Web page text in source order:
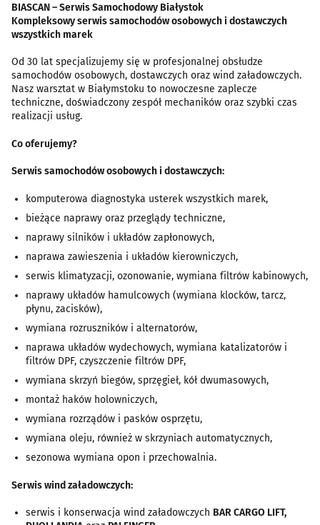
BIASCAN – Serwis Samochodowy Białystok
Kompleksowy serwis samochodów osobowych i dostawczych
wszystkich marek
Od 30 lat specjalizujemy się w profesjonalnej obsłudze
samochodów osobowych, dostawczych oraz wind załadowczych.
Nasz warsztat w Białymstoku to nowoczesne zaplecze
techniczne, doświadczony zespół mechaników oraz szybki czas
realizacji usług.
Co oferujemy?
Serwis samochodów osobowych i dostawczych:
komputerowa diagnostyka usterek wszystkich marek,
bieżące naprawy oraz przeglądy techniczne,
naprawy silników i układów zapłonowych,
naprawa zawieszenia i układów kierowniczych,
serwis klimatyzacji, ozonowanie, wymiana filtrów kabinowych,
naprawy układów hamulcowych (wymiana klocków, tarcz,
płynu, zacisków),
wymiana rozruszników i alternatorów,
naprawa układów wydechowych, wymiana katalizatorów i
filtrów DPF, czyszczenie filtrów DPF,
wymiana skrzyń biegów, sprzęgieł, kół dwumasowych,
montaż haków holowniczych,
wymiana rozrządów i pasków osprzętu,
wymiana oleju, również w skrzyniach automatycznych,
sezonowa wymiana opon i przechowalnia.
Serwis wind załadowczych:
serwis i konserwacja wind załadowczych BAR CARGO LIFT,